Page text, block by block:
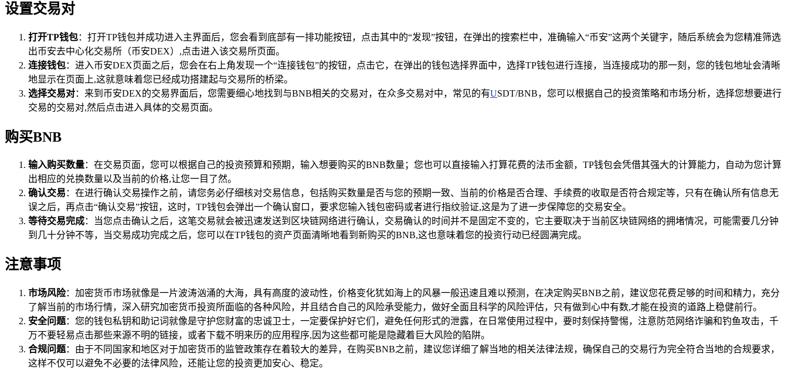
设置交易对
打开TP钱包：打开TP钱包并成功进入主界面后，您会看到底部有一排功能按钮，点击其中的“发现”按钮，在弹出的搜索栏中，准确输入“币安”这两个关键字，随后系统会为您精准筛选
出币安去中心化交易所（币安DEX）,点击进入该交易所页面。
连接钱包：进入币安DEX页面之后，您会在右上角发现一个“连接钱包”的按钮，点击它，在弹出的钱包选择界面中，选择TP钱包进行连接，当连接成功的那一刻，您的钱包地址会清晰
地显示在页面上,这就意味着您已经成功搭建起与交易所的桥梁。
选择交易对：来到币安DEX的交易界面后，您需要细心地找到与BNB相关的交易对，在众多交易对中，常见的有USDT/BNB，您可以根据自己的投资策略和市场分析，选择您想要进行
交易的交易对,然后点击进入具体的交易页面。
购买BNB
输入购买数量：在交易页面，您可以根据自己的投资预算和预期，输入想要购买的BNB数量；您也可以直接输入打算花费的法币金额，TP钱包会凭借其强大的计算能力，自动为您计算
出相应的兑换数量以及当前的价格,让您一目了然。
确认交易 ：在进行确认交易操作之前，请您务必仔细核对交易信息，包括购买数量是否与您的预期一致、当前的价格是否合理、手续费的收取是否符合规定等，只有在确认所有信息无
误之后，再点击“确认交易”按钮，这时，TP钱包会弹出一个确认窗口，要求您输入钱包密码或者进行指纹验证,这是为了进一步保障您的交易安全。
等待交易完成：当您点击确认之后，这笔交易就会被迅速发送到区块链网络进行确认，交易确认的时间并不是固定不变的，它主要取决于当前区块链网络的拥堵情况，可能需要几分钟
到几十分钟不等，当交易成功完成之后，您可以在TP钱包的资产页面清晰地看到新购买的BNB,这也意味着您的投资行动已经圆满完成。
注意事项
市场风险：加密货币市场就像是一片波涛汹涌的大海，具有高度的波动性，价格变化犹如海上的风暴一般迅速且难以预测，在决定购买BNB之前，建议您花费足够的时间和精力，充分
了解当前的市场行情，深入研究加密货币投资所面临的各种风险，并且结合自己的风险承受能力，做好全面且科学的风险评估，只有做到心中有数,才能在投资的道路上稳健前行。
安全问题：您的钱包私钥和助记词就像是守护您财富的忠诚卫士，一定要保护好它们，避免任何形式的泄露，在日常使用过程中，要时刻保持警惕，注意防范网络诈骗和钓鱼攻击，千
万不要轻易点击那些来源不明的链接，或者下载不明来历的应用程序,因为这些都可能是隐藏着巨大风险的陷阱。
合规问题：由于不同国家和地区对于加密货币的监管政策存在着较大的差异，在购买BNB之前，建议您详细了解当地的相关法律法规，确保自己的交易行为完全符合当地的合规要求，
这样不仅可以避免不必要的法律风险，还能让您的投资更加安心、稳定。